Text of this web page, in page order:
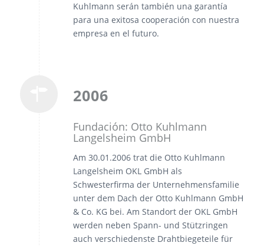
Kuhlmann serán también una garantía
para una exitosa cooperación con nuestra
empresa en el futuro.
2006
Fundación: Otto Kuhlmann
Langelsheim GmbH
Am 30.01.2006 trat die Otto Kuhlmann
Langelsheim OKL GmbH als
Schwesterfirma der Unternehmensfamilie
unter dem Dach der Otto Kuhlmann GmbH
& Co. KG bei. Am Standort der OKL GmbH
werden neben Spann- und Stützringen
auch verschiedenste Drahtbiegeteile für